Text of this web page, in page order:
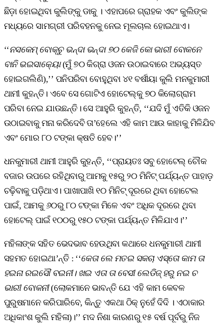
ଛିଡ଼ା ହୋଇଥିବା କୁଲିଙ୍କୁ ଡାକୁ । ଏହାପରେ ଗ୍ରାହକ ଏବଂ କୁଲିଙ୍କ
ମଧ୍ୟରେ ସାମଗ୍ରୀ ପରିବହନକୁ ନେଇ ମୂଲଚାଲ ହୋଇଥାଏ।
‘‘ନସକେମ୍‌ ବୋକ୍‌ଚୁ ଭନ୍ଦା ଭନ୍ଦା ୭୦ କେଜି କୋ ଭାରୀ ବୋକନେ
ବାନି ଭଇସାକ୍ୟୋ(ମୁଁ ୭୦ କିଗ୍ରା ଓଜନ ଉଠାଇବାରେ ଅଭ୍ୟସ୍ତ
ହୋଇଗଲିଣି),’’ ପନିପରିବା ବୋହୁଥିବା ୪୧ ବର୍ଷୀୟା କୁଲି ମନକୁମାରୀ
ଥାମୀ କୁହନ୍ତି। ଏବେ ସେ ଗୋଟିଏ ହୋଟେଲ୍‌କୁ ୭୦ କିଲୋଗ୍ରାମ
ପରିବା ନେଇ ଯାଉଛନ୍ତି। ସେ ଆହୁରି କୁହନ୍ତି, ‘‘ଯଦି ମୁଁ ଏତିକି ଓଜନ
ଉଠାଇବାକୁ ମନା କରିଦେବି ତା’ହେଲେ ଏହି କାମ ଆଉ କାହାକୁ ମିଳିଯିବ
ଏବଂ ମୋର ୮୦ ଟଙ୍କା କ୍ଷତି ହେବ।’’
ଧନକୁମାରୀ ଥାମୀ ଆହୁରି କୁହନ୍ତି, ‘‘ପ୍ରାୟତଃ ସବୁ ହୋଟେଲ୍‌ ଚୌକ
ବଜାର ଉପରେ ରହିଥିବାରୁ ଆମକୁ ୧୫ରୁ ୨୦ ମିନିଟ୍‌ ପର୍ଯ୍ୟନ୍ତ ପାହାଡ଼
ଚଢ଼ିବାକୁ ପଡ଼ିଥାଏ। ପାଖାପାଖି ୧୦ ମିନିଟ୍‌ ଦୂରରେ ଥିବା ହୋଟେଲ
ପାଇଁ, ଆମକୁ ୬୦ରୁ ୮୦ ଟଙ୍କା ମିଳେ ଏବଂ ଅଧିକ ଦୂରରେ ଥିବା
ହୋଟେଲ୍‌ ପାଇଁ ୧୦୦ରୁ ୧୫୦ ଟଙ୍କା ପର୍ଯ୍ୟନ୍ତ ମିଳିଯାଏ।’’
ମହିଳାଙ୍କ ସହିତ ଭେଦଭାବ ହେଉଥିବା କଥାରେ ଧନକୁମାରୀ ଥାମୀ
ସହମତ ହୋଇଥା’ନ୍ତି : ‘‘କେତା ଲେ ମତଇ ସକଚା ଏସ୍ତୋ କାମ ତା
ହଇନା ରଇସୌ ବଇନୀ। ଖଇ ଏତା ତା ବେସୀ ଲେଡିଜ୍‌ ହରୁ ନଇ ଚ
ଭାରୀ ବୋକନୀ(ଲୋକମାନେ ଭାବନ୍ତି ଯେ ଏହି କାମ କେବଳ
ପୁରୁଷମାନେ କରିପାରିବେ, କିନ୍ତୁ ଏକଥା ଠିକ୍‌ ନୁହେଁ ଦିଦି । ଏଠାକାର
ଅଧିକାଂଶ କୁଲି ମହିଳା)।’’ ମଦ ନିଶା କାରଣରୁ ୧୫ ବର୍ଷ ପୂର୍ବରୁ ନିଜ